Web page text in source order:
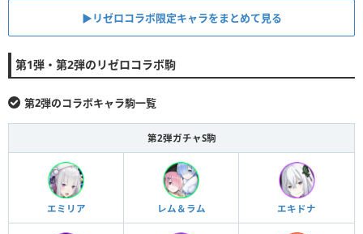
▶︎リゼロコラボ限定キャラをまとめて見る
第1弾・第2弾のリゼロコラボ駒
第2弾のコラボキャラ駒一覧
第2弾ガチャS駒
エミリア レム＆ラム エキドナ